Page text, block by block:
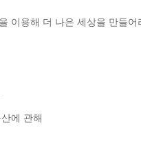
이용해 더 나은 세상을 만들
에 관해